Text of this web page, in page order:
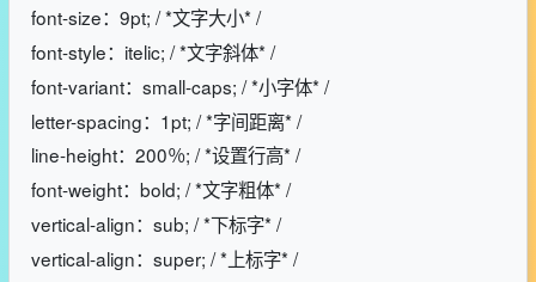
font-size：9pt; / *文字大小* /
font-style：itelic; / *文字斜体* /
font-variant：small-caps; / *小字体* /
letter-spacing：1pt; / *字间距离* /
line-height：200％; / *设置行高* /
font-weight：bold; / *文字粗体* /
vertical-align：sub; / *下标字* /
vertical-align：super; / *上标字* /